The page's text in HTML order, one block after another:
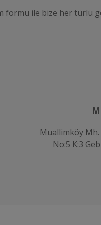
formu ile bize her türlü
Muallimköy Mh.
No:5 K:3